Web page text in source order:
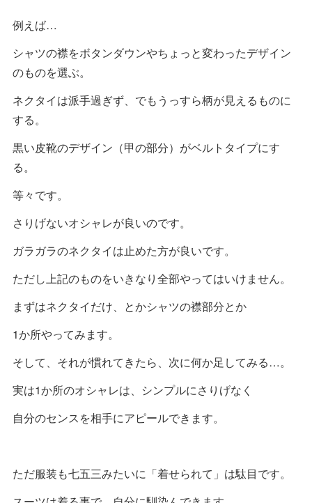
例えば…
シャツの襟をボタンダウンやちょっと変わったデザイン
のものを選ぶ。
ネクタイは派手過ぎず、でもうっすら柄が見えるものに
する。
黒い皮靴のデザイン（甲の部分）がベルトタイプにす
る。
等々です。
さりげないオシャレが良いのです。
ガラガラのネクタイは止めた方が良いです。
ただし上記のものをいきなり全部やってはいけません。
まずはネクタイだけ、とかシャツの襟部分とか
1か所やってみます。
そして、それが慣れてきたら、次に何か足してみる…。
実は1か所のオシャレは、シンプルにさりげなく
自分のセンスを相手にアピールできます。
ただ服装も七五三みたいに「着せられて」は駄目です。